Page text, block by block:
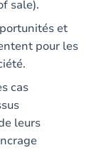
sale).
et
pour les
cas
leurs